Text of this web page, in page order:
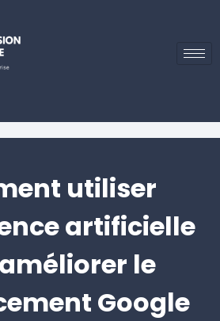
utiliser
artificielle
le
Google